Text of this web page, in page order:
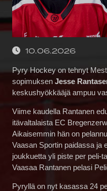
10.06.2026
Pyry Hockey on tehnyt
sopimuksen Jesse
keskushyökkääjä ampuu
Viime kaudella Rantanen
itävaltalaista EC
Aikaisemmin hän on
Vaasan Sportin paidassa ja
joukkuetta yli piste per peli-
Vaasaa Rantanen pelasi
Pyryllä on nyt kasassa 24